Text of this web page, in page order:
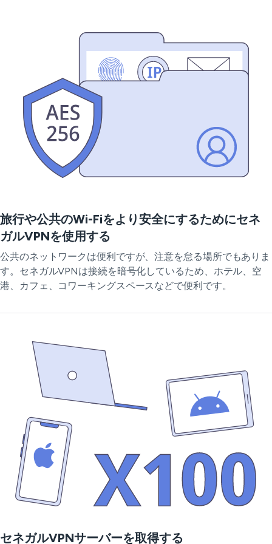
旅行や公共のWi-Fiをより安全にするためにセネ
ガルVPNを使用する
公共のネットワークは便利ですが、注意を怠る場所でもありま
す。セネガルVPNは接続を暗号化しているため、ホテル、空
港、カフェ、コワーキングスペースなどで便利です。
セネガルVPNサーバーを取得する